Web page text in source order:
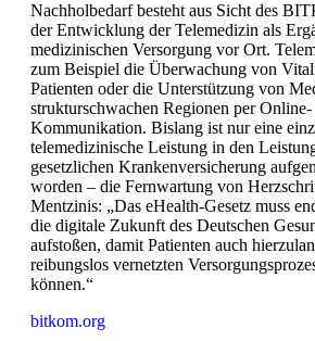
Nachholbedarf besteht aus Sicht des
der Entwicklung der Telemedizin als
medizinischen Versorgung vor Ort.
zum Beispiel die Überwachung von
Patienten oder die Unterstützung von
strukturschwachen Regionen per Online-
Kommunikation. Bislang ist nur eine
telemedizinische Leistung in den
gesetzlichen Krankenversicherung
worden – die Fernwartung von
Mentzinis: „Das eHealth-Gesetz muss
die digitale Zukunft des Deutschen
aufstoßen, damit Patienten auch
reibungslos vernetzten
können.“
bitkom.org